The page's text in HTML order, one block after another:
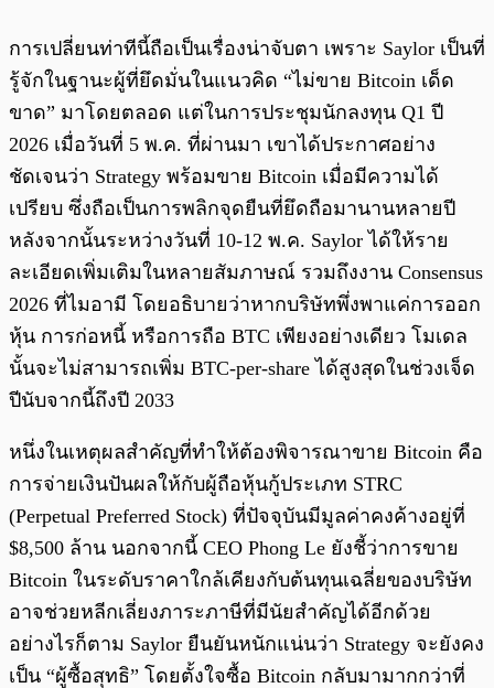
การเปลี่ยนท่าทีนี้ถือเป็นเรื่องน่าจับตา เพราะ Saylor เป็นที่
รู้จักในฐานะผู้ที่ยึดมั่นในแนวคิด “ไม่ขาย Bitcoin เด็ด
ขาด” มาโดยตลอด แต่ในการประชุมนักลงทุน Q1 ปี
2026 เมื่อวันที่ 5 พ.ค. ที่ผ่านมา เขาได้ประกาศอย่าง
ชัดเจนว่า Strategy พร้อมขาย Bitcoin เมื่อมีความได้
เปรียบ ซึ่งถือเป็นการพลิกจุดยืนที่ยึดถือมานานหลายปี
หลังจากนั้นระหว่างวันที่ 10-12 พ.ค. Saylor ได้ให้ราย
ละเอียดเพิ่มเติมในหลายสัมภาษณ์ รวมถึงงาน Consensus
2026 ที่ไมอามี โดยอธิบายว่าหากบริษัทพึ่งพาแค่การออก
หุ้น การก่อหนี้ หรือการถือ BTC เพียงอย่างเดียว โมเดล
นั้นจะไม่สามารถเพิ่ม BTC-per-share ได้สูงสุดในช่วงเจ็ด
ปีนับจากนี้ถึงปี 2033
หนึ่งในเหตุผลสำคัญที่ทำให้ต้องพิจารณาขาย Bitcoin คือ
การจ่ายเงินปันผลให้กับผู้ถือหุ้นกู้ประเภท STRC
(Perpetual Preferred Stock) ที่ปัจจุบันมีมูลค่าคงค้างอยู่ที่
$8,500 ล้าน นอกจากนี้ CEO Phong Le ยังชี้ว่าการขาย
Bitcoin ในระดับราคาใกล้เคียงกับต้นทุนเฉลี่ยของบริษัท
อาจช่วยหลีกเลี่ยงภาระภาษีที่มีนัยสำคัญได้อีกด้วย
อย่างไรก็ตาม Saylor ยืนยันหนักแน่นว่า Strategy จะยังคง
เป็น “ผู้ซื้อสุทธิ” โดยตั้งใจซื้อ Bitcoin กลับมามากกว่าที่